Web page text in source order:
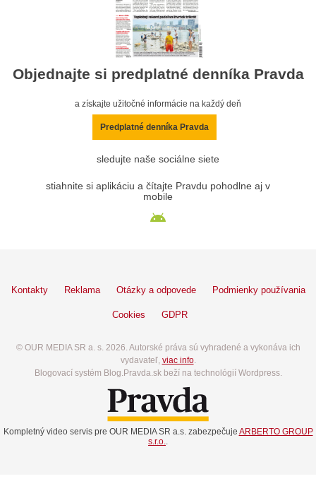
Objednajte si predplatné denníka Pravda
a získajte užitočné informácie na každý deň
Predplatné denníka Pravda
sledujte naše sociálne siete
stiahnite si aplikáciu a čítajte Pravdu pohodlne aj v
mobile
Kontakty Reklama Otázky a odpovede Podmienky používania
Cookies GDPR
© OUR MEDIA SR a. s. 2026. Autorské práva sú vyhradené a vykonáva ich
vydavateľ, viac info.
Blogovací systém Blog.Pravda.sk beží na technológií Wordpress.
Kompletný video servis pre OUR MEDIA SR a.s. zabezpečuje ARBERTO GROUP
s.r.o..